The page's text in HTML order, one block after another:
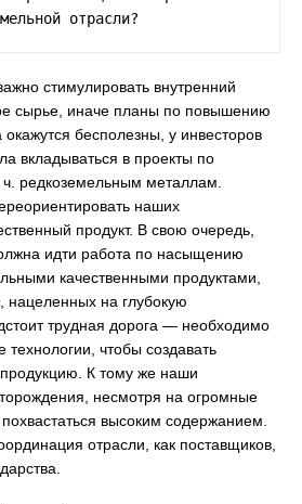
отрасли?
стимулировать внутренний
сырье, иначе планы по повышению
бесполезны, у инвесторов
вкладываться в проекты по
ч. редкоземельным металлам.
наших
продукт. В свою очередь,
идти работа по насыщению
качественными продуктами,
нацеленных на глубокую
трудная дорога — необходимо
технологии, чтобы создавать
К тому же наши
несмотря на огромные
высоким содержанием.
отрасли, как поставщиков,